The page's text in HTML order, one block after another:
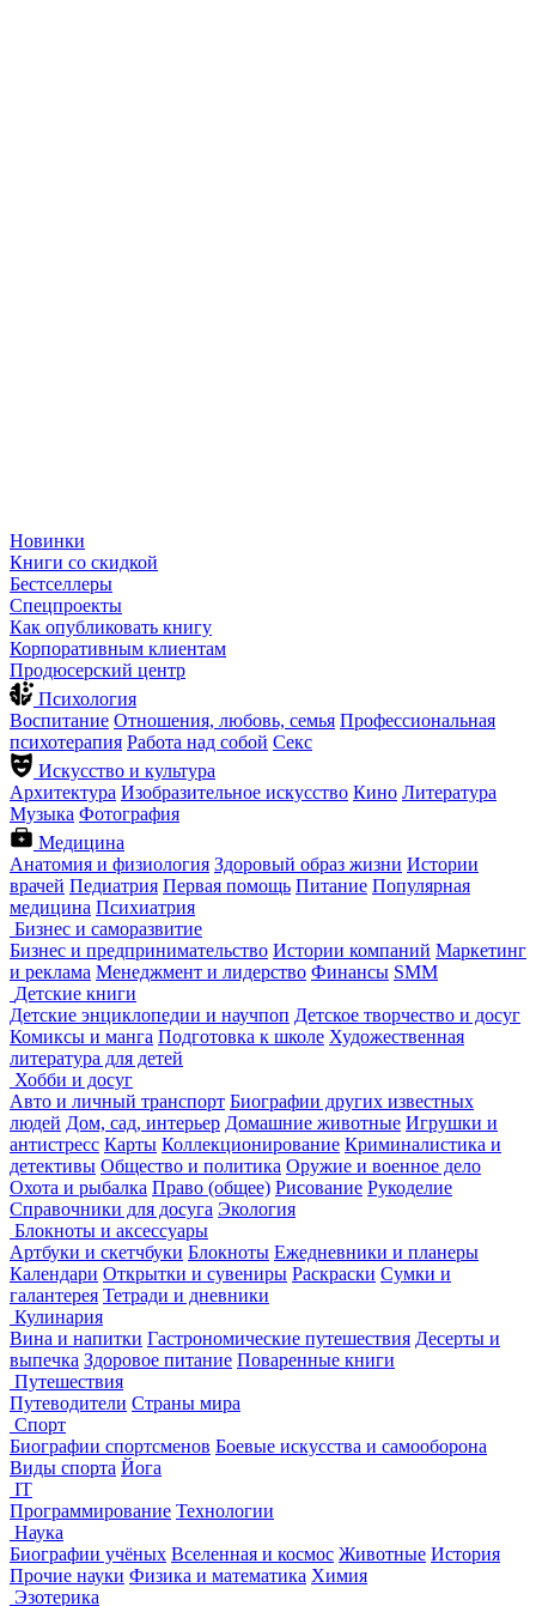
Новинки
Книги со скидкой
Бестселлеры
Спецпроекты
Как опубликовать книгу
Корпоративным клиентам
Продюсерский центр
Психология
Воспитание Отношения, любовь, семья Профессиональная
психотерапия Работа над собой Секс
Искусство и культура
Архитектура Изобразительное искусство Кино Литература
Музыка Фотография
Медицина
Анатомия и физиология Здоровый образ жизни Истории
врачей Педиатрия Первая помощь Питание Популярная
медицина Психиатрия
Бизнес и саморазвитие
Бизнес и предпринимательство Истории компаний Маркетинг
и реклама Менеджмент и лидерство Финансы SMM
Детские книги
Детские энциклопедии и научпоп Детское творчество и досуг
Комиксы и манга Подготовка к школе Художественная
литература для детей
Хобби и досуг
Авто и личный транспорт Биографии других известных
людей Дом, сад, интерьер Домашние животные Игрушки и
антистресс Карты Коллекционирование Криминалистика и
детективы Общество и политика Оружие и военное дело
Охота и рыбалка Право (общее) Рисование Рукоделие
Справочники для досуга Экология
Блокноты и аксессуары
Артбуки и скетчбуки Блокноты Ежедневники и планеры
Календари Открытки и сувениры Раскраски Сумки и
галантерея Тетради и дневники
Кулинария
Вина и напитки Гастрономические путешествия Десерты и
выпечка Здоровое питание Поваренные книги
Путешествия
Путеводители Страны мира
Спорт
Биографии спортсменов Боевые искусства и самооборона
Виды спорта Йога
IT
Программирование Технологии
Наука
Биографии учёных Вселенная и космос Животные История
Прочие науки Физика и математика Химия
Эзотерика